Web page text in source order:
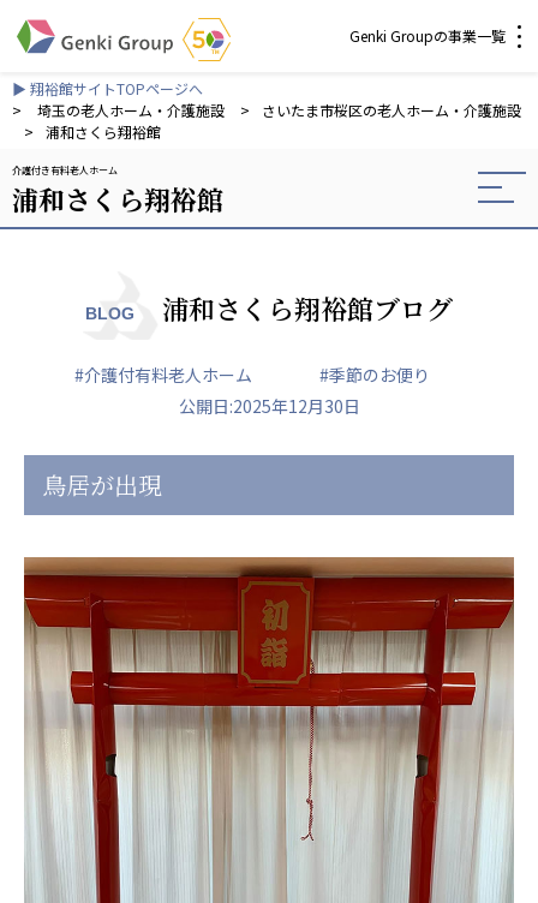
Genki Groupの事業一覧
介護・福祉
社会福祉法人 元気村グループ
社会福祉法人元気村
社会福祉法人長寿の森
株式会社 サンガジャパン
株式会社日本遮蔽技研
株式会社Genkiリレーションズ
日本高齢者福祉協会
株式会社 爽やかな風沖縄
爽やかな風 中部エリア
爽やかな風 那覇エリア
株式会社 鷹揚館
鷹揚館
社会福祉法人 共生会
特別養護老人ホーム 共生の家
株式会社 アジアメデカ元気事業団
アジアメデカ元気事業団
株式会社 爽やかな風九州
▶ 翔裕館サイトTOPページへ
>
埼玉の老人ホーム・介護施設 >
さいたま市桜区の老人ホーム・介護施設
>
浦和さくら翔裕館
介護付き有料老人ホーム
浦和さくら翔裕館
BLOG 浦和さくら翔裕館ブログ
#介護付有料老人ホーム
#季節のお便り
公開日:2025年12月30日
鳥居が出現